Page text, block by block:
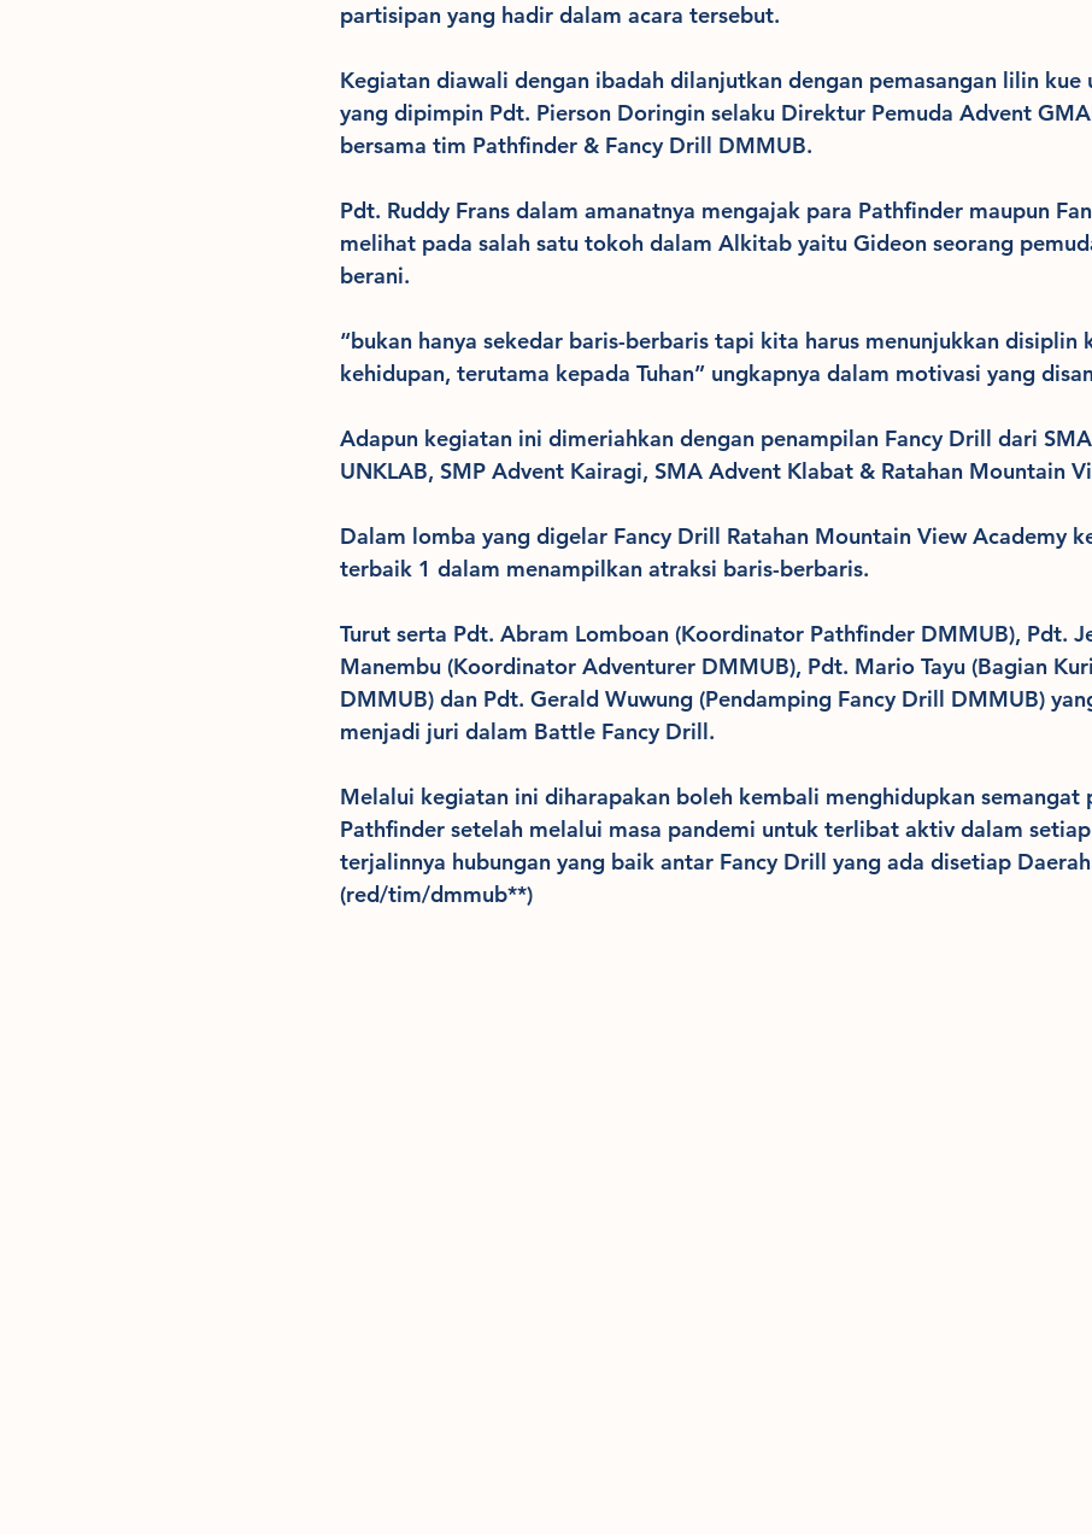
partisipan yang hadir dalam acara tersebut.
Kegiatan diawali dengan ibadah dilanjutkan dengan pemasangan lilin kue
yang dipimpin Pdt. Pierson Doringin selaku Direktur Pemuda Advent
bersama tim Pathfinder & Fancy Drill DMMUB.
Pdt. Ruddy Frans dalam amanatnya mengajak para Pathfinder maupun
melihat pada salah satu tokoh dalam Alkitab yaitu Gideon seorang
berani.
“bukan hanya sekedar baris-berbaris tapi kita harus menunjukkan disiplin
kehidupan, terutama kepada Tuhan” ungkapnya dalam motivasi yang
Adapun kegiatan ini dimeriahkan dengan penampilan Fancy Drill dari
UNKLAB, SMP Advent Kairagi, SMA Advent Klabat & Ratahan Mountain
Dalam lomba yang digelar Fancy Drill Ratahan Mountain View Academy
terbaik 1 dalam menampilkan atraksi baris-berbaris.
Turut serta Pdt. Abram Lomboan (Koordinator Pathfinder DMMUB), Pdt.
Manembu (Koordinator Adventurer DMMUB), Pdt. Mario Tayu (Bagian
DMMUB) dan Pdt. Gerald Wuwung (Pendamping Fancy Drill DMMUB)
menjadi juri dalam Battle Fancy Drill.
Melalui kegiatan ini diharapakan boleh kembali menghidupkan semangat
Pathfinder setelah melalui masa pandemi untuk terlibat aktiv dalam
terjalinnya hubungan yang baik antar Fancy Drill yang ada disetiap
(red/tim/dmmub**)